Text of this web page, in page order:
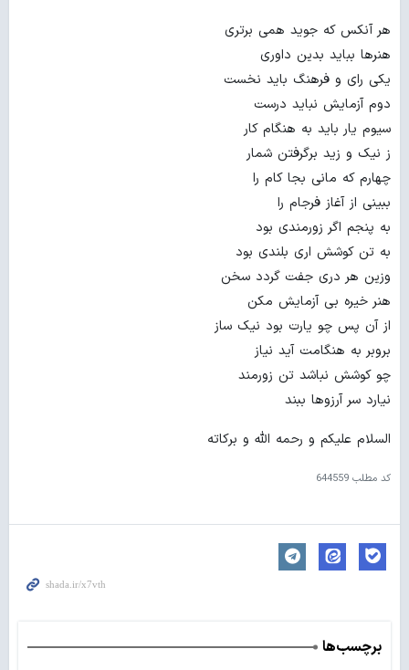
هر آنکس که جوید همی برتری
هنرها بباید بدین داوری
یکی رای و فرهنگ باید نخست
دوم آزمایش نباید درست
سیوم یار باید به هنگام کار
ز نیک و زید برگرفتن شمار
چهارم که مانی بجا کام را
ببینی از آغاز فرجام را
به پنجم اگر زورمندی بود
به تن کوشش اری بلندی بود
وزین هر دری جفت گردد سخن
هنر خیره بی آزمایش مکن
از آن پس چو یارت بود نیک ساز
بروبر به هنگامت آید نیاز
چو کوشش نباشد تن زورمند
نیارد سر آرزوها ببند
السلام علیکم و رحمه الله و برکاته
کد مطلب 644559
برچسب‌ها